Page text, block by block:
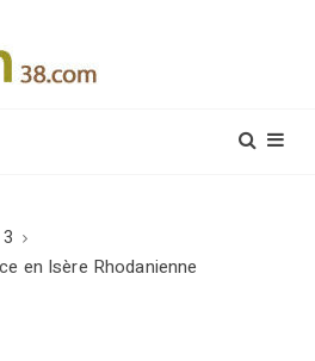
3
en Isère Rhodanienne